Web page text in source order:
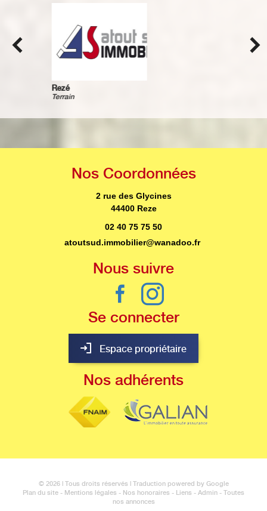
Nos Coordonnées
2 rue des Glycines
44400 Reze
02 40 75 75 50
atoutsud.immobilier@wanadoo.fr
Nous suivre
Se connecter
Espace propriétaire
Nos adhérents
© 2026 | Tous droits réservés | Traduction powered by Google
Plan du site - Mentions légales - Nos honoraires - Liens - Admin - Toutes
nos annonces